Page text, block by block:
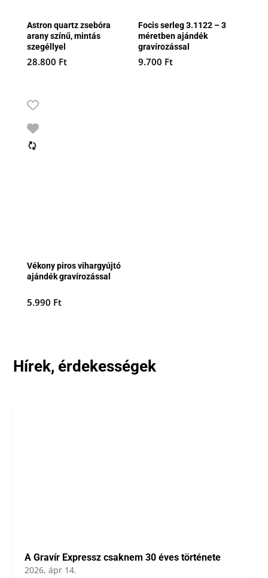
Astron quartz zsebóra
arany színű, mintás
szegéllyel
28.800 Ft
Focis serleg 3.1122 – 3
méretben ajándék
gravírozással
9.700 Ft
Vékony piros vihargyújtó
ajándék gravírozással
5.990 Ft
Hírek, érdekességek
A Gravír Expressz csaknem 30 éves története
2026, ápr 14.